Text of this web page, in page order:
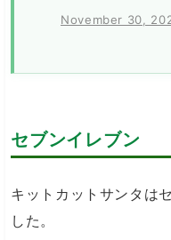
November 30,
セブンイレブン
キットカットサンタは
した。